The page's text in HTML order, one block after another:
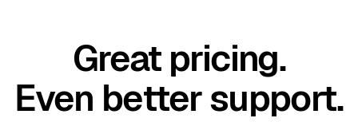
Great pricing.
Even better support.